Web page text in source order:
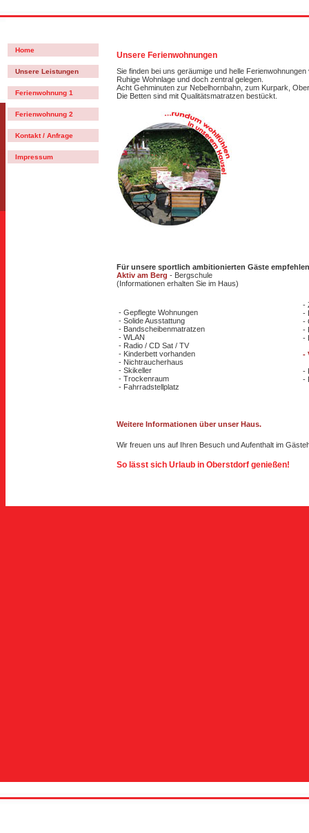
Home
Unsere Leistungen
Ferienwohnung 1
Ferienwohnung 2
Kontakt / Anfrage
Impressum
Unsere Ferienwohnungen
Sie finden bei uns geräumige und helle
Ruhige Wohnlage und doch zentral gelegen.
Acht Gehminuten zur Nebelhornbahn, zum Kurpark,
Die Betten sind mit Qualitätsmatratzen bestückt.
Für unsere sportlich ambitionierten Gäste
Aktiv am Berg - Bergschule
(Informationen erhalten Sie im Haus)
- Gepflegte Wohnungen
- Solide Ausstattung
- Bandscheibenmatratzen
- WLAN
- Radio / CD Sat / TV
- Kinderbett vorhanden
- Nichtraucherhaus
- Skikeller
- Trockenraum
- Fahrradstellplatz
-
-
-
-
-
-
-
-
Weitere Informationen über unser Haus.
Wir freuen uns auf Ihren Besuch und Aufenthalt im
So lässt sich Urlaub in Oberstdorf genießen!